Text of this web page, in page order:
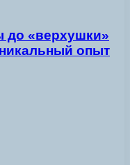
до «верхушки»
опыт